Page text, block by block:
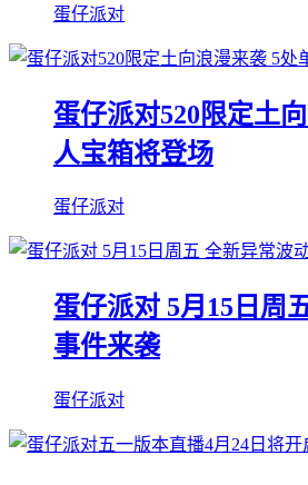
蛋仔派对
蛋仔派对520限定土
人宝箱将登场
蛋仔派对
蛋仔派对 5月15日周
事件来袭
蛋仔派对